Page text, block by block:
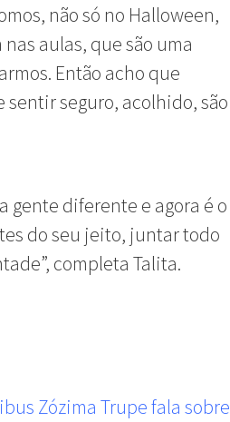
não só no Halloween,
aulas, que são uma
Então acho que
sentir seguro, acolhido, são
gente diferente e agora é o
do seu jeito, juntar todo
completa Talita.
Zózima Trupe fala sobre